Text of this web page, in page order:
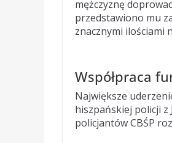
mężczyznę
przedstawiono mu
znacznymi ilościami
Współpraca
Największe
hiszpańskiej policji z
policjantów CBŚP